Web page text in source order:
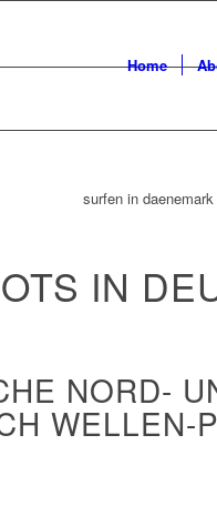
Home
IN
NORD-
WELLEN-